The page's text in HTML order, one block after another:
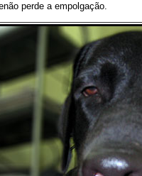
perde a empolgação.